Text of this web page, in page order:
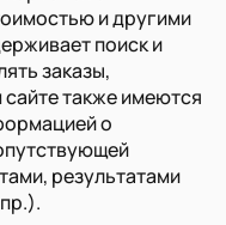
и другими
поиск и
заказы,
также имеются
о
результатами